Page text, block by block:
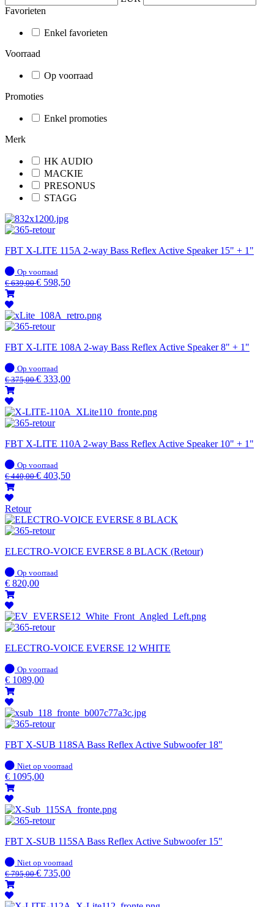
Favorieten
Enkel favorieten
Voorraad
Op voorraad
Promoties
Enkel promoties
Merk
HK AUDIO
MACKIE
PRESONUS
STAGG
FBT X-LITE 115A 2-way Bass Reflex Active Speaker 15" + 1"
Op
voorraad
Op voorraad
€639,00€ 598,50
FBT X-LITE 108A 2-way Bass Reflex Active Speaker 8" + 1"
Op
voorraad
Op voorraad
€375,00€ 333,00
FBT X-LITE 110A 2-way Bass Reflex Active Speaker 10" + 1"
Op
voorraad
Op voorraad
€440,00€ 403,50
Retour
ELECTRO-VOICE EVERSE 8 BLACK (Retour)
Op
voorraad
Op voorraad
€ 820,00
ELECTRO-VOICE EVERSE 12 WHITE
Op
voorraad
Op voorraad
€ 1089,00
FBT X-SUB 118SA Bass Reflex Active Subwoofer 18"
Op
voorraad
Niet op voorraad
€ 1095,00
FBT X-SUB 115SA Bass Reflex Active Subwoofer 15"
Op
voorraad
Niet op voorraad
€795,00€ 735,00